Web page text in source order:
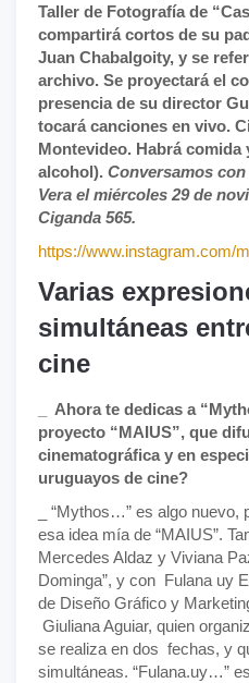
Taller de Fotografía de
compartirá cortos de su
Juan Chabalgoity, y se
archivo. Se proyectará el
presencia de su director
tocará canciones en vivo.
Montevideo. Habrá
alcohol). Conversamos
Vera el miércoles 29 de
Ciganda 565.
https://www.instagram.com/
Varias
simultáneas
cine
_ Ahora te dedicas a
proyecto “MAIUS”, que
cinematográfica y en
uruguayos de cine?
_ “Mythos…” es algo
esa idea mía de “MAIUS”.
Mercedes Aldaz y Viviana
Dominga”, y con Fulana uy
de Diseño Gráfico y
Giuliana Aguiar, quien
se realiza en dos fechas, y
simultáneas. “Fulana.uy…”